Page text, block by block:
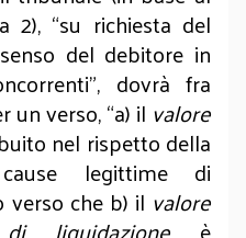
2), “su richiesta del
del debitore in
dovrà fra
un verso, “a) il valore
nel rispetto della
legittime di
verso che b) il valore